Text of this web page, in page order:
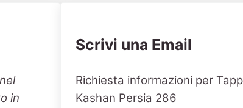
in
Scrivi una Email
Section
Richiesta informazioni per
Kashan Persia 286